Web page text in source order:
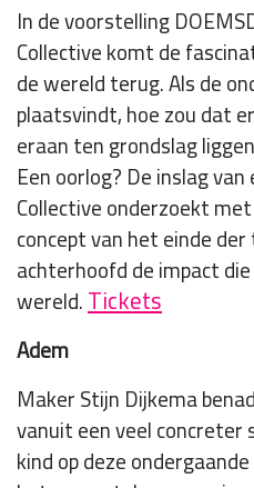
In de voorstelling
Collective komt de
de wereld terug. Als de
plaatsvindt, hoe zou dat
eraan ten grondslag
Een oorlog? De inslag
Collective onderzoekt
concept van het einde
achterhoofd de impact
wereld.Tickets
Adem
Maker Stijn Dijkema
vanuit een veel
kind op deze